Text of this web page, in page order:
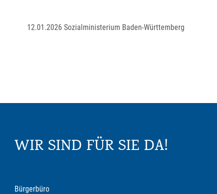
12.01.2026 Sozialministerium Baden-Württemberg
WIR SIND FÜR SIE DA!
Bürgerbüro